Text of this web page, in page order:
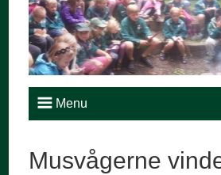
Menu
Musvågerne